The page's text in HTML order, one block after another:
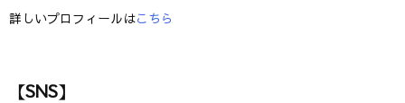
詳しいプロフィールはこちら
【SNS】